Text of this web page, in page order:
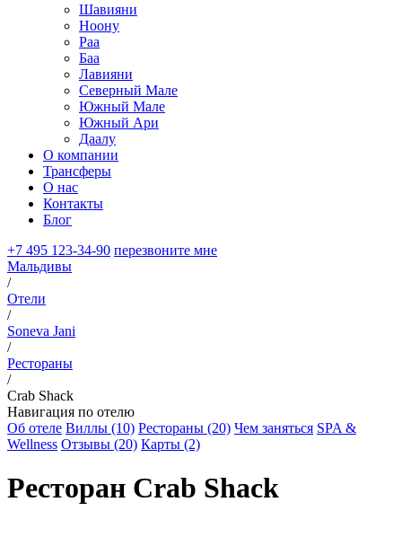
Шавияни
Ноону
Раа
Баа
Лавияни
Северный Мале
Южный Мале
Южный Ари
Даалу
О компании
Трансферы
О нас
Контакты
Блог
+7 495 123-34-90 перезвоните мне
Мальдивы
/
Отели
/
Soneva Jani
/
Рестораны
/
Crab Shack
Навигация по отелю
Об отеле Виллы (10) Рестораны (20) Чем заняться SPA &
Wellness Отзывы (20) Карты (2)
Ресторан Crab Shack